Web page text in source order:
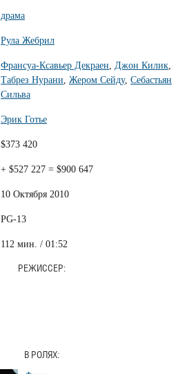
драма
Рула Жебрил
Франсуа-Ксавьер Декраен Джон Килик
Табрез Нурани Жером Сейду, Себастьян
Сильва
Эрик Готье
$373 420
+ $527 227 = $900 647
10 Октября 2010
PG-13
112 мин. / 01:52
РЕЖИССЕР:
В РОЛЯХ: